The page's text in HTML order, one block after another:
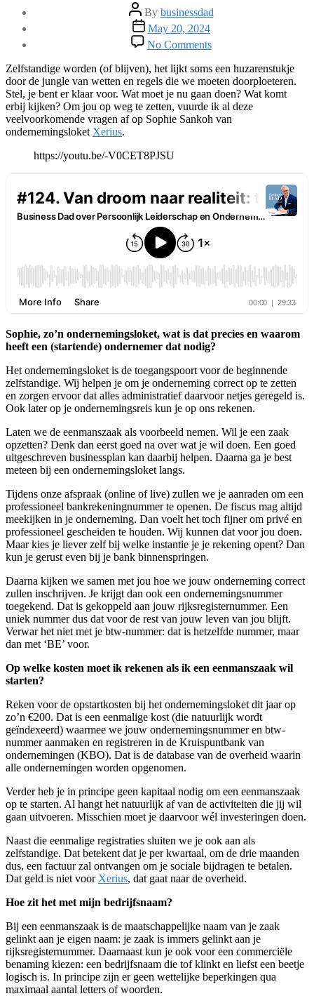
Post
author
By businessdad
Post
date
May 20, 2024
No Commentson
Van
droom
naar
realiteit:
tips
voor
met
Xerius
–
Zelfstandige worden (of blijven), het lijkt soms een huzarenstukje
door de jungle van wetten en regels die we moeten doorploeteren.
Stel, je bent er klaar voor. Wat moet je nu gaan doen? Wat komt
erbij kijken? Om jou op weg te zetten, vuurde ik al deze
veelvoorkomende vragen af op Sophie Sankoh van
ondernemingsloket Xerius.
https://youtu.be/-V0CET8PJSU
Sophie, zo’n ondernemingsloket, wat is dat precies en waarom
heeft een (startende) ondernemer dat nodig?
Het ondernemingsloket is de toegangspoort voor de beginnende
zelfstandige. Wij helpen je om je onderneming correct op te zetten
en zorgen ervoor dat alles administratief daarvoor netjes geregeld is.
Ook later op je ondernemingsreis kun je op ons rekenen.
Laten we de eenmanszaak als voorbeeld nemen. Wil je een zaak
opzetten? Denk dan eerst goed na over wat je wil doen. Een goed
uitgeschreven businessplan kan daarbij helpen. Daarna ga je best
meteen bij een ondernemingsloket langs.
Tijdens onze afspraak (online of live) zullen we je aanraden om een
professioneel bankrekeningnummer te openen. De fiscus mag altijd
meekijken in je onderneming. Dan voelt het toch fijner om privé en
professioneel gescheiden te houden. Wij kunnen dat voor jou doen.
Maar kies je liever zelf bij welke instantie je je rekening opent? Dan
kun je gerust even bij je bank binnenspringen.
Daarna kijken we samen met jou hoe we jouw onderneming correct
zullen inschrijven. Je krijgt dan ook een ondernemingsnummer
toegekend. Dat is gekoppeld aan jouw rijksregisternummer. Een
uniek nummer dus dat voor de rest van jouw leven van jou blijft.
Verwar het niet met je btw-nummer: dat is hetzelfde nummer, maar
dan met ‘BE’ voor.
Op welke kosten moet ik rekenen als ik een eenmanszaak wil
starten?
Reken voor de opstartkosten bij het ondernemingsloket dit jaar op
zo’n €200. Dat is een eenmalige kost (die natuurlijk wordt
geïndexeerd) waarmee we jouw ondernemingsnummer en btw-
nummer aanmaken en registreren in de Kruispuntbank van
ondernemingen (KBO). Dat is de database van de overheid waarin
alle ondernemingen worden opgenomen.
Verder heb je in principe geen kapitaal nodig om een eenmanszaak
op te starten. Al hangt het natuurlijk af van de activiteiten die jij wil
gaan uitvoeren. Misschien moet je daarvoor wél investeringen doen.
Naast die eenmalige registraties sluiten we je ook aan als
zelfstandige. Dat betekent dat je per kwartaal, om de drie maanden
dus, een factuur zal ontvangen om je sociale bijdragen te betalen.
Dat geld is niet voor Xerius, dat gaat naar de overheid.
Hoe zit het met mijn bedrijfsnaam?
Bij een eenmanszaak is de maatschappelijke naam van je zaak
gelinkt aan je eigen naam: je zaak is immers gelinkt aan je
rijksregisternummer. Daarnaast kun je ook voor een commerciële
benaming kiezen: een bedrijfsnaam die tof klinkt en liefst een beetje
logisch is. In principe zijn er geen wettelijke beperkingen qua
maximaal aantal letters of woorden.